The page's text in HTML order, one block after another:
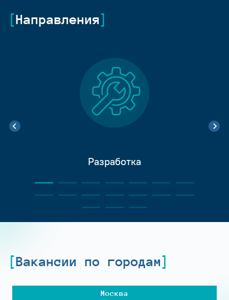
Направления
Разработка
Вакансии по городам
Москва